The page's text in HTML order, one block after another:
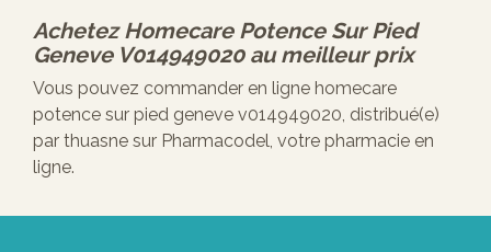
AchetezHomecare Potence Sur Pied
Geneve V014949020au meilleur prix
Vous pouvez commander en ligne homecare
potence sur pied geneve v014949020, distribué(e)
par thuasne sur Pharmacodel, votre pharmacie en
ligne.